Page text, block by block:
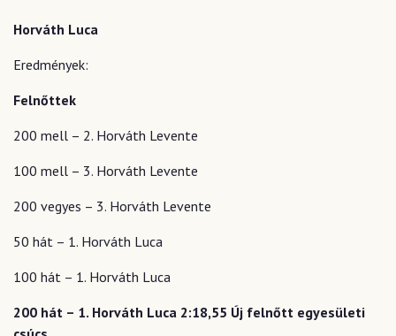
Horváth Luca
Eredmények:
Felnőttek
200 mell – 2. Horváth Levente
100 mell – 3. Horváth Levente
200 vegyes – 3. Horváth Levente
50 hát – 1. Horváth Luca
100 hát – 1. Horváth Luca
200 hát – 1. Horváth Luca 2:18,55 Új felnőtt egyesületi